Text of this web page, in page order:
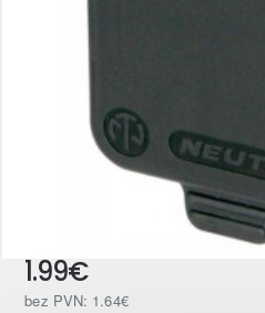
1.99€
bez PVN: 1.64€